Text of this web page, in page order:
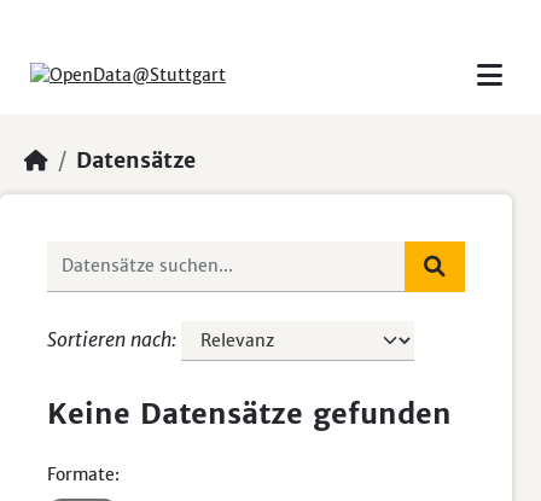
Datensätze
Sortieren nach
Keine Datensätze gefunden
Formate: